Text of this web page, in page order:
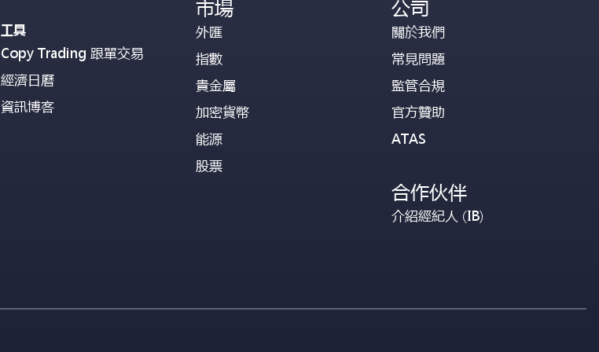
工具
Copy Trading 跟單交易
經濟日曆
資訊博客
市場
外匯
指數
貴金屬
加密貨幣
能源
股票
公司
關於我們
常見問題
監管合規
官方贊助
ATAS
合作伙伴
介紹經紀人 (IB)